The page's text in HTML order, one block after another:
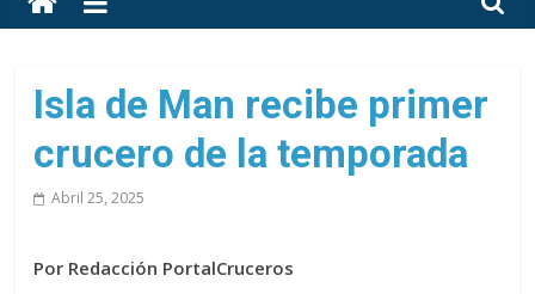
la
de
cruceros
en
solo
Isla de Man recibe primer
crucero de la temporada
Abril 25, 2025
Por Redacción PortalCruceros